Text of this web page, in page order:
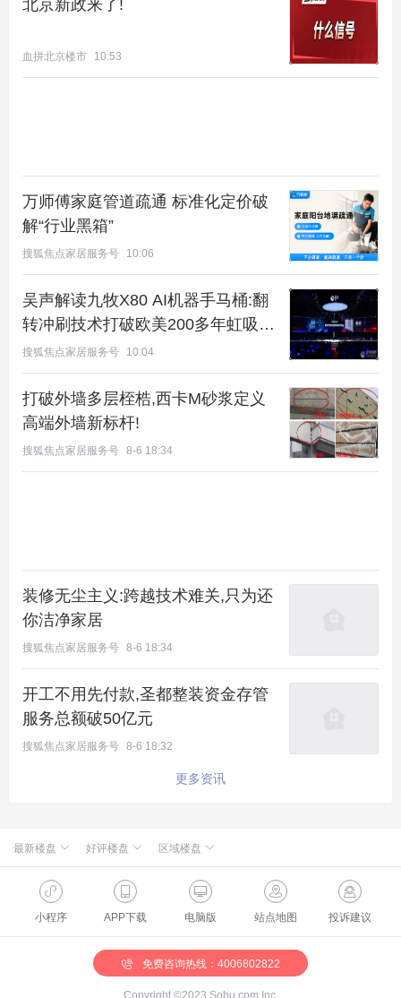
北京新政来了!
血拼北京楼市 10:53
万师傅家庭管道疏通 标准化定价破
解“行业黑箱”
搜狐焦点家居服务号 10:06
吴声解读九牧X80 AI机器手马桶:翻
转冲刷技术打破欧美200多年虹吸垄
断
搜狐焦点家居服务号 10:04
打破外墙多层桎梏,西卡M砂浆定义
高端外墙新标杆!
搜狐焦点家居服务号 8-6 18:34
装修无尘主义:跨越技术难关,只为还
你洁净家居
搜狐焦点家居服务号 8-6 18:34
开工不用先付款,圣都整装资金存管
服务总额破50亿元
搜狐焦点家居服务号 8-6 18:32
更多资讯
最新楼盘 好评楼盘 区域楼盘
新航城世界映 绿城·朗月和风
中湾甲壹号
缦合北京
怀柔国贤府
龙湖·宸裕
懋源·騴橒臺
北京城建·和知筑|铂瑞
青雲国樾
北京楼盘
石景山楼盘
昌平楼盘
大兴楼盘
房山楼盘
朝阳楼盘
通州楼盘
桃源新都孔雀城 华银天鹅湖
温泉新都孔雀城
中海北京世家
燕都古城·和园
中冶兴隆新城·红石郡
路劲阳光城
富力和园
小程序 APP下载 电脑版 站点地图 投诉建议
免费咨询热线：4006802822